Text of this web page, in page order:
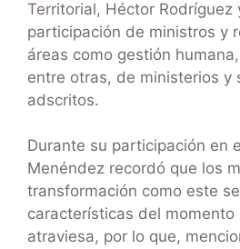
Territorial, Héctor Rodríguez
participación de ministros y
áreas como gestión
entre otras, de ministerios y
adscritos.
Durante su participación en
Menéndez recordó que los
transformación como este
características del momento
atraviesa, por lo que,